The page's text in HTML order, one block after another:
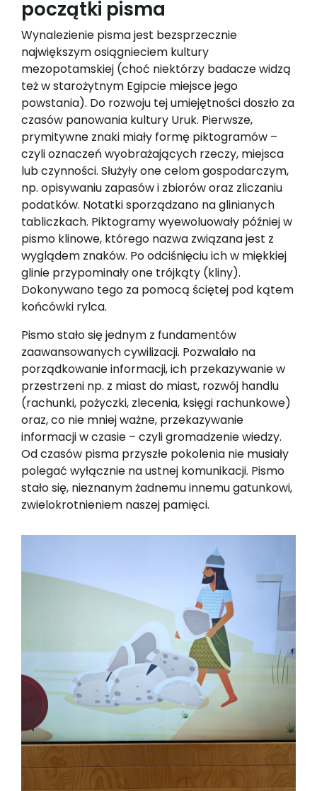
początki pisma
Wynalezienie pisma jest bezsprzecznie
największym osiągnieciem kultury
mezopotamskiej (choć niektórzy badacze widzą
też w starożytnym Egipcie miejsce jego
powstania). Do rozwoju tej umiejętności doszło za
czasów panowania kultury Uruk. Pierwsze,
prymitywne znaki miały formę piktogramów –
czyli oznaczeń wyobrażających rzeczy, miejsca
lub czynności. Służyły one celom gospodarczym,
np. opisywaniu zapasów i zbiorów oraz zliczaniu
podatków. Notatki sporządzano na glinianych
tabliczkach. Piktogramy wyewoluowały później w
pismo klinowe, którego nazwa związana jest z
wyglądem znaków. Po odciśnięciu ich w miękkiej
glinie przypominały one trójkąty (kliny).
Dokonywano tego za pomocą ściętej pod kątem
końcówki rylca.
Pismo stało się jednym z fundamentów
zaawansowanych cywilizacji. Pozwalało na
porządkowanie informacji, ich przekazywanie w
przestrzeni np. z miast do miast, rozwój handlu
(rachunki, pożyczki, zlecenia, księgi rachunkowe)
oraz, co nie mniej ważne, przekazywanie
informacji w czasie – czyli gromadzenie wiedzy.
Od czasów pisma przyszłe pokolenia nie musiały
polegać wyłącznie na ustnej komunikacji. Pismo
stało się, nieznanym żadnemu innemu gatunkowi,
zwielokrotnieniem naszej pamięci.